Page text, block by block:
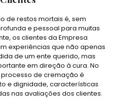
de restos mortais é, sem
e pessoal para muitas
os clientes da Empresa
experiências que não apenas
de um ente querido, mas
em direção à cura. No
de cremação é
e dignidade, características
nas avaliações dos clientes.